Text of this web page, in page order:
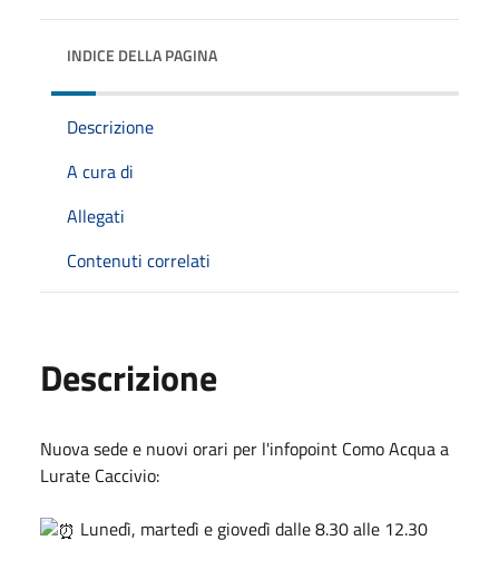
INDICE DELLA PAGINA
Descrizione
A cura di
Allegati
Contenuti correlati
Descrizione
Nuova sede e nuovi orari per l'infopoint Como Acqua a
Lurate Caccivio:
Lunedì, martedì e giovedì dalle 8.30 alle 12.30